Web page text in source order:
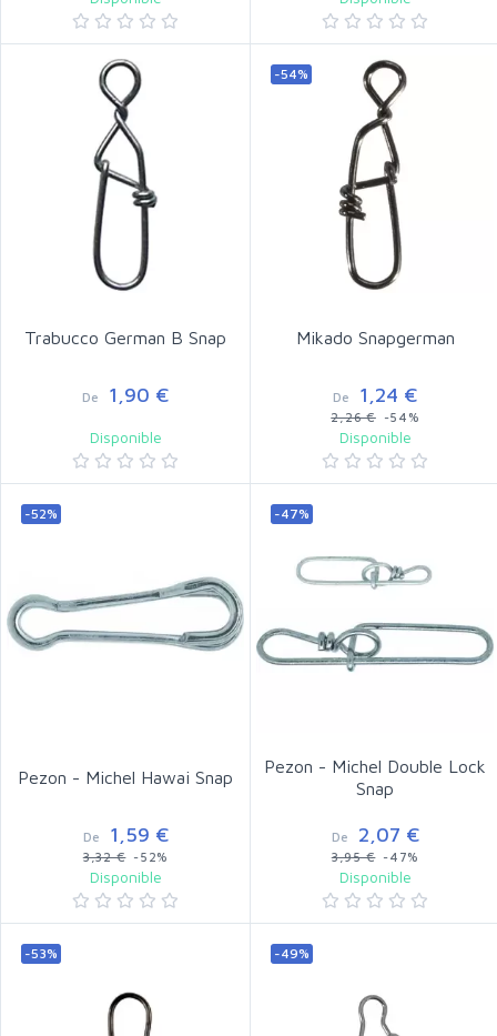
Trabucco German B Snap
De 1,90 €
Disponible
-54%
Mikado Snapgerman
De 1,24 €
2,26 €-54%
Disponible
-52%
Pezon - Michel Hawai Snap
De 1,59 €
3,32 €-52%
Disponible
-47%
Pezon - Michel Double Lock
Snap
De 2,07 €
3,95 €-47%
Disponible
-53% -49%